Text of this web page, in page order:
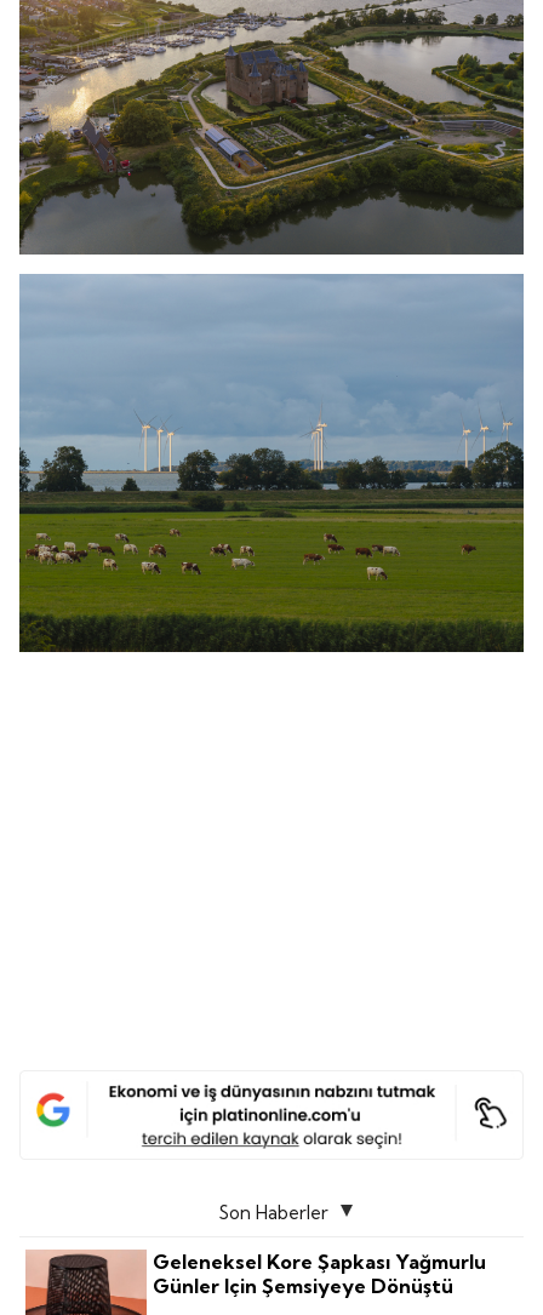
Son Haberler
Geleneksel Kore Şapkası Yağmurlu
Günler Için Şemsiyeye Dönüştü